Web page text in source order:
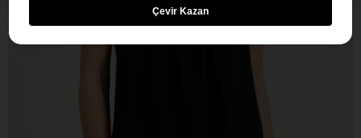
Çevir Kazan